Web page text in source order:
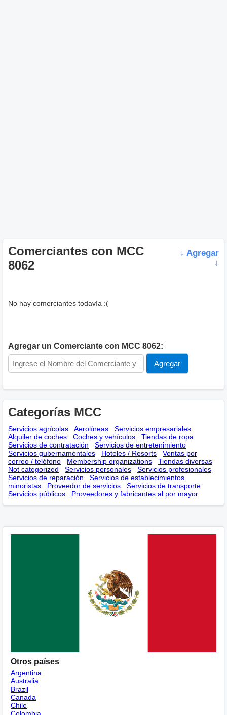
Comerciantes con MCC
8062
↓ Agregar
↓
No hay comerciantes todavía :(
Agregar un Comerciante con MCC 8062:
Categorías MCC
Servicios agrícolas Aerolíneas
Servicios empresariales
Alquiler de coches
Coches y vehículos
Tiendas de ropa
Servicios de contratación
Servicios de entretenimiento
Servicios gubernamentales
Hoteles / Resorts
Ventas por
correo / teléfono
Membership оrganizations
Tiendas diversas
Not categorized
Servicios personales
Servicios profesionales
Servicios de reparación
Servicios de establecimientos
minoristas
Proveedor de servicios
Servicios de transporte
Servicios públicos
Proveedores y fabricantes al por mayor
Otros países
Argentina
Australia
Brazil
Canada
Chile